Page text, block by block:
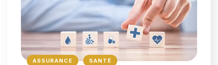
ASSURANCE SANTÉ